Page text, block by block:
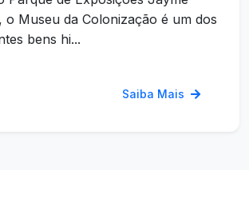
o Museu da Colonização é um dos
bens hi...
Saiba Mais